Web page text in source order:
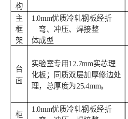
构
主
框
架
1.0mm优质冷轧钢板经折
弯、冲压、焊接整
体成型
台
面
实验室专用12.7mm实芯理
化板；同质双层加厚修边处
理，总厚度为25.4mm。
柜
1.0mm优质冷轧钢板经折